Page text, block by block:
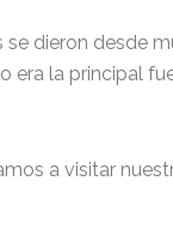
dieron desde
la principal
a visitar